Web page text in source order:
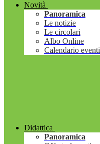
Novità
Panoramica
Le notizie
Le circolari
Albo Online
Calendario eventi
Didattica
Panoramica